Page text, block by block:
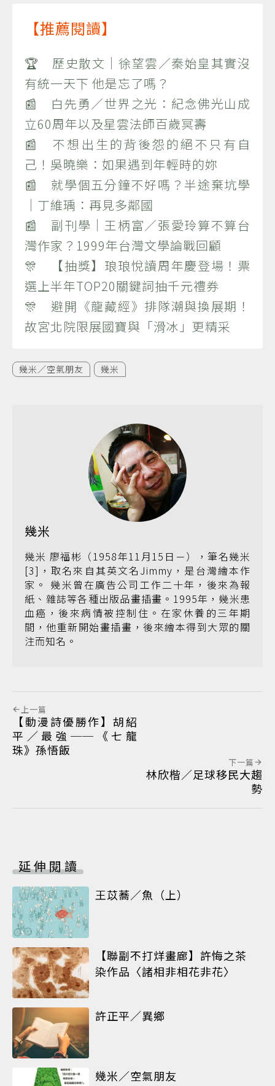
【推薦閱讀】
🏆 歷史散文｜徐望雲／秦始皇其實沒
有統一天下 他是忘了嗎？
📰 白先勇／世界之光：紀念佛光山成
立60周年以及星雲法師百歲冥壽
📰 不想出生的背後怨的絕不只有自
己！吳曉樂：如果遇到年輕時的妳
📰 就學個五分鐘不好嗎？半途棄坑學
｜丁維瑀：再見多鄰國
📰 副刊學｜王柄富／張愛玲算不算台
灣作家？1999年台灣文學論戰回顧
🎊 【抽獎】琅琅悅讀周年慶登場！票
選上半年TOP20關鍵詞抽千元禮券
🎊 避開《龍藏經》排隊潮與換展期！
故宮北院限展國寶與「滑冰」更精采
幾米／空氣朋友 幾米
幾米
幾米 廖福彬（1958年11月15日－），筆名幾米
[3]，取名來自其英文名Jimmy，是台灣繪本作
家。 幾米曾在廣告公司工作二十年，後來為報
紙、雜誌等各種出版品畫插畫。1995年，幾米患
血癌，後來病情被控制住。在家休養的三年期
間，他重新開始畫插畫，後來繪本得到大眾的關
注而知名。
上一篇
【動漫詩優勝作】胡紹
平／最強──《七龍
珠》孫悟飯
下一篇
林欣楷／足球移民大趨
勢
延伸閱讀
王苡蕎／魚（上）
【聯副不打烊畫廊】許悔之茶
染作品〈諸相非相花非花〉
許正平／異鄉
幾米／空氣朋友